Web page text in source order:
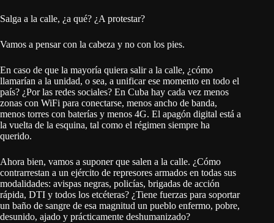
Salga a la calle, ¿a qué? ¿A protestar?
Vamos a pensar con la cabeza y no con los pies.
En caso de que la mayoría quiera salir a la calle, ¿cómo
llamarían a la unidad, o sea, a unificar ese momento en todo el
país? ¿Por las redes sociales? En Cuba hay cada vez menos
zonas con WiFi para conectarse, menos ancho de banda,
menos torres con baterías y menos 4G. El apagón digital está a
la vuelta de la esquina, tal como el régimen siempre ha
querido.
Ahora bien, vamos a suponer que salen a la calle. ¿Cómo
contrarrestan a un ejército de represores armados en todas sus
modalidades: avispas negras, policías, brigadas de acción
rápida, DTI y todos los etcéteras? ¿Tiene fuerzas para soportar
un baño de sangre de esa magnitud un pueblo enfermo, pobre,
desunido, ajado y prácticamente deshumanizado?